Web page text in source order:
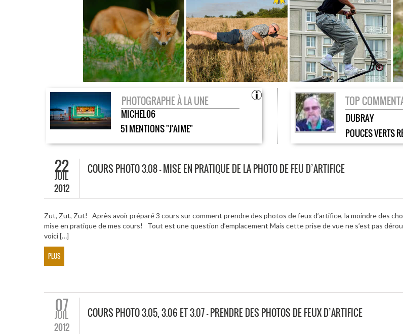
PHOTOGRAPHE À LA UNE
MICHEL06
51 MENTIONS "J'AIME"
TOP
DUBRAY
POUCES VERTS
22
JUIL
2012
COURS PHOTO 3.08 – MISE EN PRATIQUE DE LA PHOTO DE FEU D’ARTIFICE
Zut, Zut, Zut! Après avoir préparé 3 cours sur comment prendre des photos de feux d’artifice, la moindre des
mise en pratique de mes cours! Tout est une question d’emplacement Mais cette prise de vue ne s’est pas
voici […]
PLUS
07
JUIL
2012
COURS PHOTO 3.05, 3.06 ET 3.07 – PRENDRE DES PHOTOS DE FEUX D’ARTIFICE